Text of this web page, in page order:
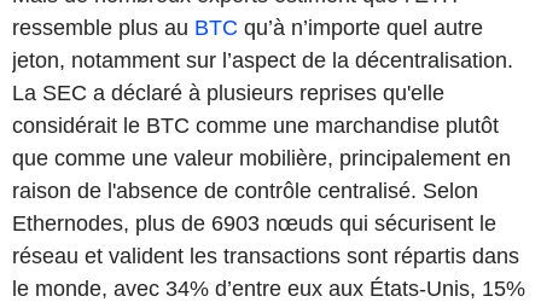
ressemble plus au BTC qu’à n’importe quel autre
jeton, notamment sur l’aspect de la décentralisation.
La SEC a déclaré à plusieurs reprises qu'elle
considérait le BTC comme une marchandise plutôt
que comme une valeur mobilière, principalement en
raison de l'absence de contrôle centralisé. Selon
Ethernodes, plus de 6903 nœuds qui sécurisent le
réseau et valident les transactions sont répartis dans
le monde, avec 34% d’entre eux aux États-Unis, 15%